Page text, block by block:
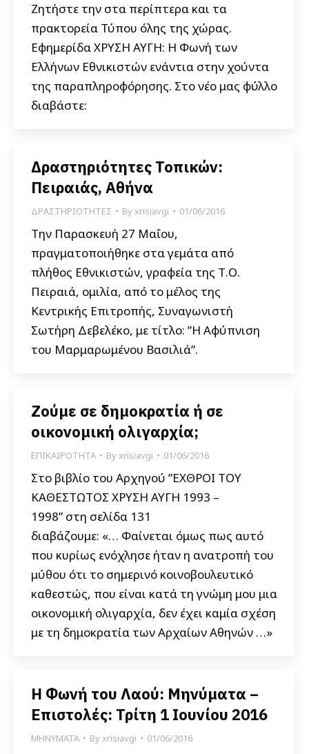
Ζητήστε την στα περίπτερα και τα
πρακτορεία Τύπου όλης της χώρας.
Εφημερίδα ΧΡΥΣΗ ΑΥΓΗ: Η Φωνή των
Ελλήνων Εθνικιστών ενάντια στην χούντα
της παραπληροφόρησης. Στο νέο μας φύλλο
διαβάστε:
Δραστηριότητες Τοπικών:
Πειραιάς, Αθήνα
ΔΡΑΣΤΗΡΙΟΤΗΤΕΣ Byxrisiavgi 01/06/2016
Την Παρασκευή 27 Μαΐου,
πραγματοποιήθηκε στα γεμάτα από
πλήθος Εθνικιστών, γραφεία της Τ.Ο.
Πειραιά, ομιλία, από το μέλος της
Κεντρικής Επιτροπής, Συναγωνιστή
Σωτήρη Δεβελέκο, με τίτλο: ”Η Αφύπνιση
του Μαρμαρωμένου Βασιλιά”.
Ζούμε σε δημοκρατία ή σε
οικονομική ολιγαρχία;
ΕΠΙΚΑΙΡΟΤΗΤΑ Byxrisiavgi 01/06/2016
Στο βιβλίο του Αρχηγού ”ΕΧΘΡΟΙ ΤΟΥ
ΚΑΘΕΣΤΩΤΟΣ ΧΡΥΣΗ ΑΥΓΗ 1993 –
1998” στη σελίδα 131
διαβάζουμε: «… Φαίνεται όμως πως αυτό
που κυρίως ενόχλησε ήταν η ανατροπή του
μύθου ότι το σημερινό κοινοβουλευτικό
καθεστώς, που είναι κατά τη γνώμη μου μια
οικονομική ολιγαρχία, δεν έχει καμία σχέση
με τη δημοκρατία των Αρχαίων Αθηνών …»
Η Φωνή του Λαού: Μηνύματα –
Επιστολές: Τρίτη 1 Ιουνίου 2016
ΜΗΝΥΜΑΤΑ Byxrisiavgi 01/06/2016